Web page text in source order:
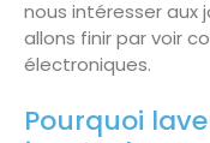
nous intéresser aux
allons finir par voir
électroniques.
Pourquoi